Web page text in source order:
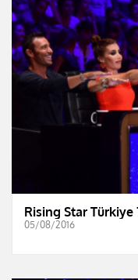
Rising Star Türkiye
05/08/2016